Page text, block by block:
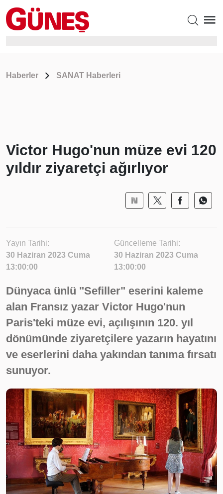
Haberler SANAT Haberleri
Victor Hugo'nun müze evi 120
yıldır ziyaretçi ağırlıyor
Yayın Tarihi:
30 Haziran 2023 Cuma
13:00:00
Güncelleme Tarihi:
30 Haziran 2023 Cuma
13:00:00
Dünyaca ünlü "Sefiller" eserini kaleme
alan Fransız yazar Victor Hugo'nun
Paris'teki müze evi, açılışının 120. yıl
dönümünde ziyaretçilere yazarın hayatını
ve eserlerini daha yakından tanıma fırsatı
sunuyor.